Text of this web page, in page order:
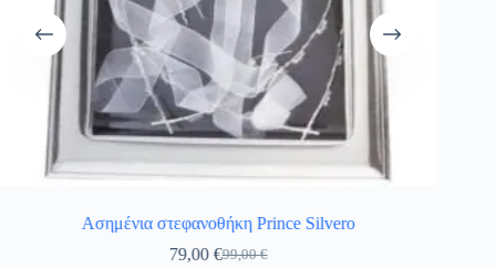
Ασημένια στεφανοθήκη Prince Silvero
99,00€
79,00 €